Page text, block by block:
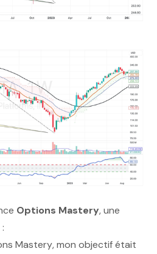
Options Mastery, une
Mastery, mon objectif était